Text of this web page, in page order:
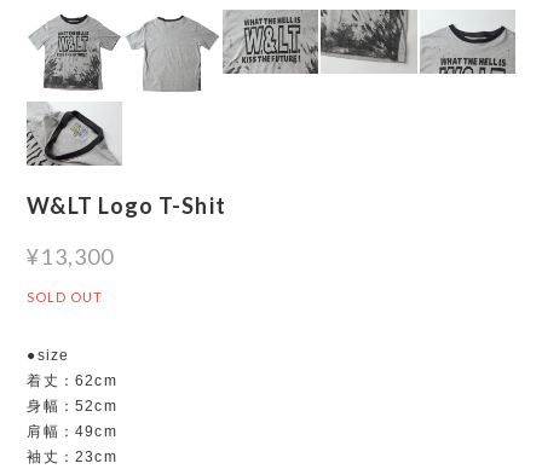
W&LT Logo T-Shit
¥13,300
SOLD OUT
●size
着丈：62cm
身幅：52cm
肩幅：49cm
袖丈：23cm